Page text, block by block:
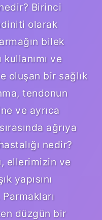
Birinci
olarak
bilek
kullanımı ve
oluşan bir sağlık
tendonun
ve ayrıca
ağrıya
nedir?
ellerimizin ve
yapısını
düzgün bir